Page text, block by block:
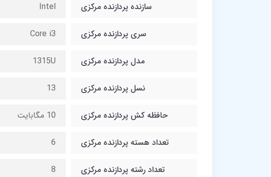
سازنده پردازنده مرکزی Intel
سری پردازنده مرکزی Core i3
مدل پردازنده مرکزی 1315U
نسل پردازنده مرکزی 13
حافظه کش پردازنده مرکزی 10 مگابایت
تعداد هسته پردازنده مرکزی 6
تعداد رشته پردازنده مرکزی 8